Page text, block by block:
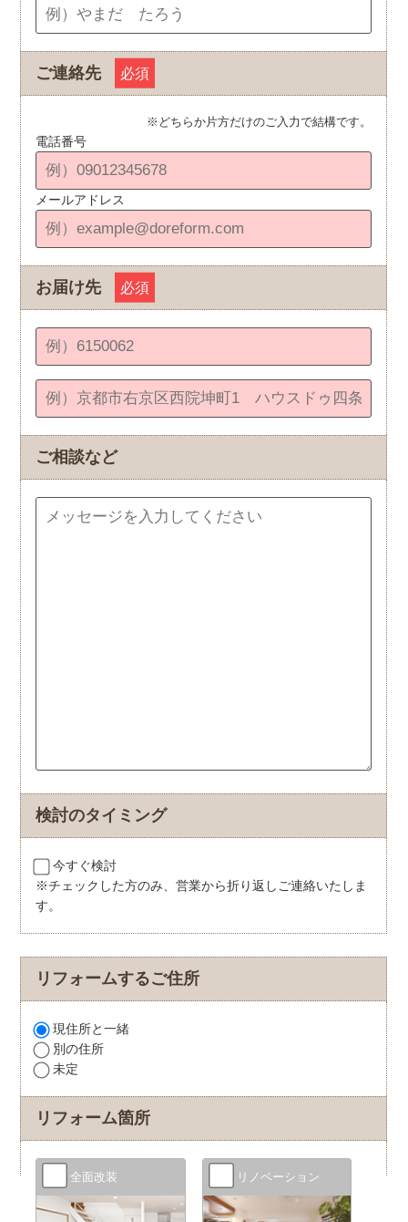
ご連絡先 必須
※どちらか片方だけのご入力で結構です。
電話番号
メールアドレス
お届け先 必須
ご相談など
検討のタイミング
今すぐ検討
※チェックした方のみ、営業から折り返しご連絡いたしま
す。
リフォームするご住所
現住所と一緒
別の住所
未定
リフォーム箇所
全面改装 リノベーション